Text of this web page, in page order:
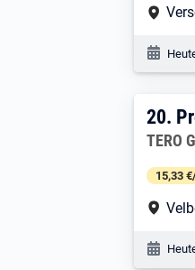
20.
20.
TERO
15,33